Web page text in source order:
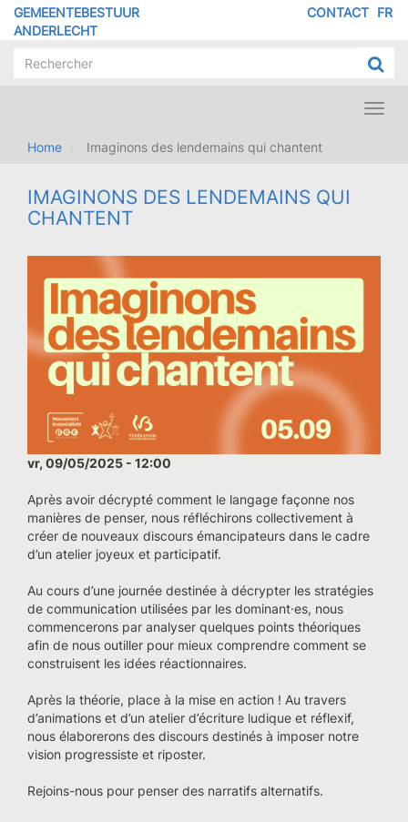
Overslaan
GEMEENTEBESTUUR
ANDERLECHT
FR
CONTACT
Home
Imaginons des lendemains qui chantent
IMAGINONS DES LENDEMAINS QUI
CHANTENT
vr, 09/05/2025 - 12:00
Après avoir décrypté comment le langage façonne nos
manières de penser, nous réfléchirons collectivement à
créer de nouveaux discours émancipateurs dans le cadre
d’un atelier joyeux et participatif.
Au cours d’une journée destinée à décrypter les stratégies
de communication utilisées par les dominant·es, nous
commencerons par analyser quelques points théoriques
afin de nous outiller pour mieux comprendre comment se
construisent les idées réactionnaires.
Après la théorie, place à la mise en action ! Au travers
d’animations et d’un atelier d’écriture ludique et réflexif,
nous élaborerons des discours destinés à imposer notre
vision progressiste et riposter.
Rejoins-nous pour penser des narratifs alternatifs.